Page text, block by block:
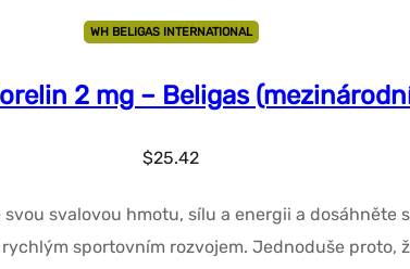
WH BELIGAS INTERNATIONAL
2 mg – Beligas
$25.42
svalovou hmotu, sílu a energii a
sportovním rozvojem. Jednoduše proto,